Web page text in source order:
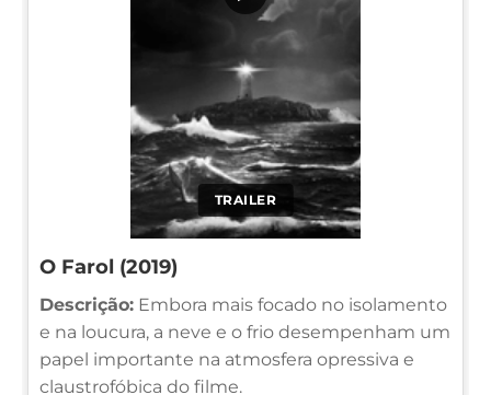
TRAILER
O Farol (2019)
Descrição: Embora mais focado no isolamento
e na loucura, a neve e o frio desempenham um
papel importante na atmosfera opressiva e
claustrofóbica do filme.